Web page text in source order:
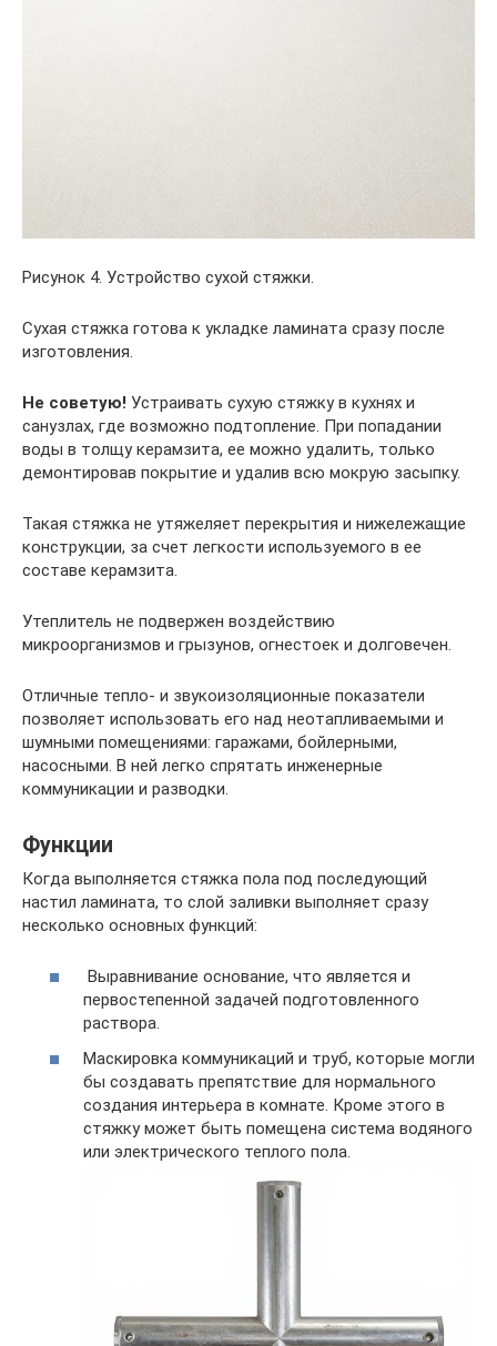
Рисунок 4. Устройство сухой стяжки.
Сухая стяжка готова к укладке ламината сразу после
изготовления.
Не советую! Устраивать сухую стяжку в кухнях и
санузлах, где возможно подтопление. При попадании
воды в толщу керамзита, ее можно удалить, только
демонтировав покрытие и удалив всю мокрую засыпку.
Такая стяжка не утяжеляет перекрытия и нижележащие
конструкции, за счет легкости используемого в ее
составе керамзита.
Утеплитель не подвержен воздействию
микроорганизмов и грызунов, огнестоек и долговечен.
Отличные тепло- и звукоизоляционные показатели
позволяет использовать его над неотапливаемыми и
шумными помещениями: гаражами, бойлерными,
насосными. В ней легко спрятать инженерные
коммуникации и разводки.
Функции
Когда выполняется стяжка пола под последующий
настил ламината, то слой заливки выполняет сразу
несколько основных функций:
Выравнивание основание, что является и
первостепенной задачей подготовленного
раствора.
Маскировка коммуникаций и труб, которые могли
бы создавать препятствие для нормального
создания интерьера в комнате. Кроме этого в
стяжку может быть помещена система водяного
или электрического теплого пола.